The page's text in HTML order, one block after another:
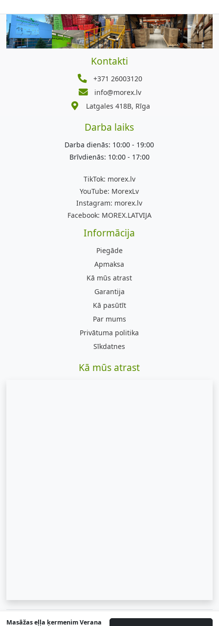
Masāžas eļļa ķermenim Verana
Kontakti
+371 26003120
info@morex.lv
Latgales 418B, Rīga
Darba laiks
Darba dienās: 10:00 - 19:00
Brīvdienās: 10:00 - 17:00
TikTok: morex.lv
YouTube: MorexLv
Instagram: morex.lv
Facebook: MOREX.LATVIJA
Informācija
Piegāde
Apmaksa
Kā mūs atrast
Garantija
Kā pasūtīt
Par mums
Privātuma politika
Sīkdatnes
Kā mūs atrast
© 2007-2026 SIA "Zinva" | Morex.lv